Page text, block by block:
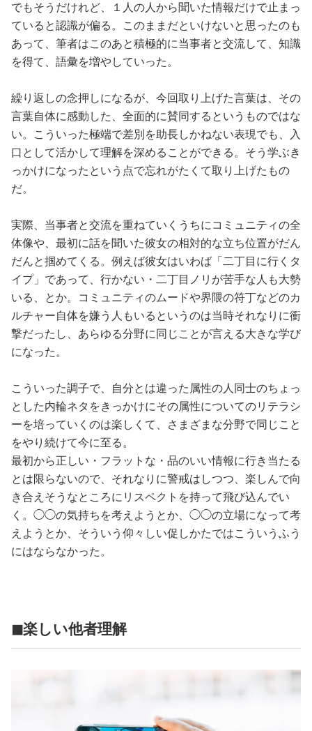
でもそうだけれど、１人の人から聞いた情報だけで止まっ
ていると認識が偏る。このままだといけないと思ったのも
あって、筆者はこのあと積極的に当事者と交流して、知識
を得て、語彙を増やしていった。
繰り返しの念押しになるが、今回取り上げた言葉は、その
言葉自体に感動した、全面的に賛同するというものではな
い。こういった極端で差別を助長しかねない表現でも、入
口として活かして理解を深めることができる。そう学ぶき
っかけになったという点で忘れがたくて取り上げたもの
だ。
実際、当事者と交流を重ねていくうちにコミュニティの全
体像や、最初に話を聞いた彼女の相対的な立ち位置がだん
だんと掴めてくる。例えば彼女はいわば「二丁目に行くタ
イプ」であって、行かない・二丁目ノリが苦手な人も大勢
いる、とか。コミュニティのムードや界隈の符丁などのカ
ルチャー自体を嫌う人もいるというのは当時それなりに衝
撃だったし、あらゆる分野に同じことが言える大きな学び
になった。
こういった調子で、自分とは違った属性の人同士のちょっ
とした内輪ネタをきっかけにその属性についてのリテラシ
ーを培っていくのは楽しくて、さまざまな分野で同じこと
をやり続けて今に至る。
最初から正しい・フラットな・品のいい情報に行き当たる
とは限らないので、それなりに警戒はしつつ、楽しんで向
き合えそうなところにリスペクトを持って飛び込んでい
く。◯◯の気持ちを考えようとか、◯◯の立場になって考
えようとか、そういう仰々しい促しかたではこういうふう
にはならなかった。
◼楽しい他者理解